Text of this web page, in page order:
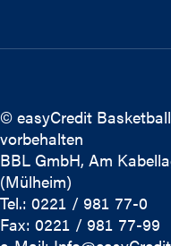
© easyCredit
vorbehalten
BBL GmbH, Am
(Mülheim)
Tel.: 0221 / 981 77-0
Fax: 0221 / 981 77-99